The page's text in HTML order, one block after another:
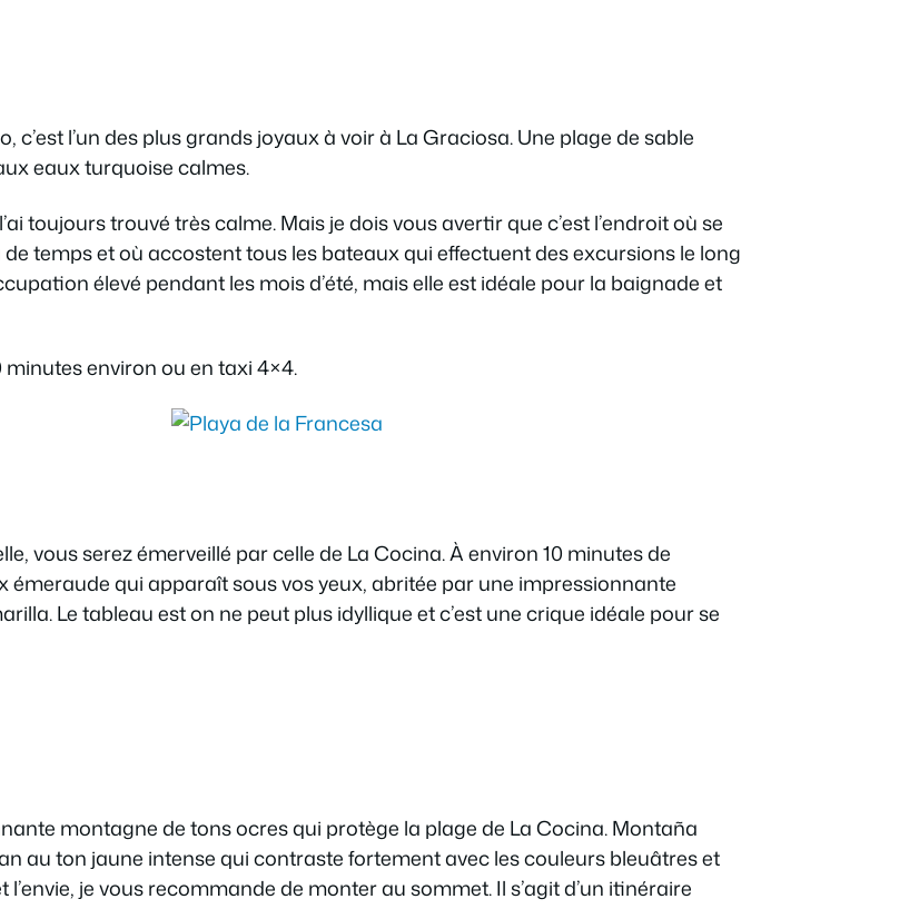
l’un des plus grands joyaux à voir à La Graciosa. Une plage de sable
eaux turquoise calmes.
toujours trouvé très calme. Mais je dois vous avertir que c’est l’endroit où se
temps et où accostent tous les bateaux qui effectuent des excursions le long
élevé pendant les mois d’été, mais elle est idéale pour la baignade et
environ ou en taxi 4×4.
vous serez émerveillé par celle de La Cocina. À environ 10 minutes de
émeraude qui apparaît sous vos yeux, abritée par une impressionnante
Le tableau est on ne peut plus idyllique et c’est une crique idéale pour se
montagne de tons ocres qui protège la plage de La Cocina. Montaña
au ton jaune intense qui contraste fortement avec les couleurs bleuâtres et
je vous recommande de monter au sommet. Il s’agit d’un itinéraire